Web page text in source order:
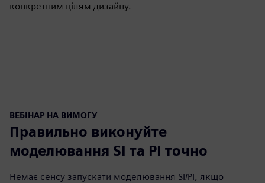
конкретним цілям дизайну.
ВЕБІНАР НА ВИМОГУ
Правильно виконуйте
моделювання SI та PI точно
Немає сенсу запускати моделювання SI/PI, якщо